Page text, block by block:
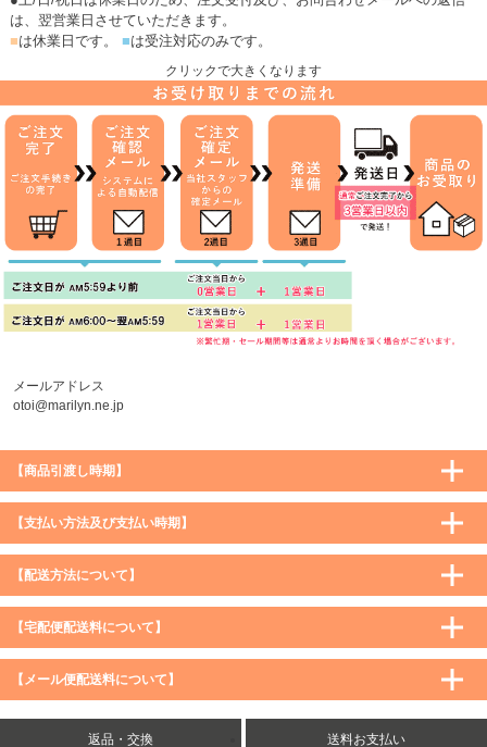
は、翌営業日させていただきます。
■は休業日です。 ■は受注対応のみです。
クリックで大きくなります
メールアドレス
otoi@marilyn.ne.jp
【商品引渡し時期】
【支払い方法及び支払い時期】
【配送方法について】
【宅配便配送料について】
購入価格 ／ 地域 通常 沖縄・離島など一部地域
5,900円（税込）未満
590円（税込）
【メール便配送料について】
返品・交換 送料お支払い